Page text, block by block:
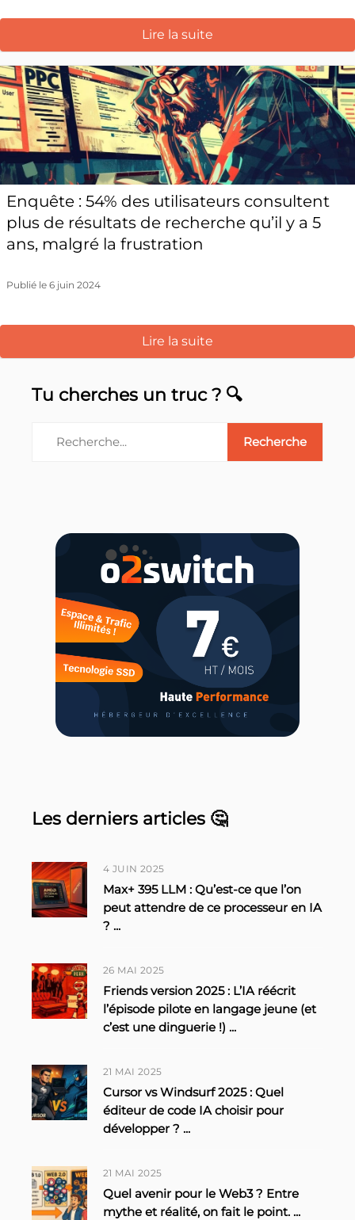
Lire la suite
Enquête : 54% des utilisateurs consultent
plus de résultats de recherche qu’il y a 5
ans, malgré la frustration
Publié le 6 juin 2024
Lire la suite
Tu cherches un truc ? 🔍
Les derniers articles 🤔
4 JUIN 2025
Max+ 395 LLM : Qu’est-ce que l’on
peut attendre de ce processeur en IA
? ...
26 MAI 2025
Friends version 2025 : L’IA réécrit
l’épisode pilote en langage jeune (et
c’est une dinguerie !) ...
21 MAI 2025
Cursor vs Windsurf 2025 : Quel
éditeur de code IA choisir pour
développer ? ...
21 MAI 2025
Quel avenir pour le Web3 ? Entre
mythe et réalité, on fait le point. ...